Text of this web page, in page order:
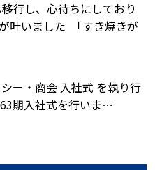
行し、心待ちにしており
叶いました 「すき焼きが
ー・商会 入社式 を執り行
期入社式を行いま…